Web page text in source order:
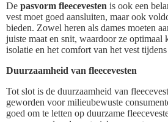
De pasvorm fleecevesten is ook een
vest moet goed aansluiten, maar ook
bieden. Zowel heren als dames moeten
juiste maat en snit, waardoor ze optimaal
isolatie en het comfort van het vest
Duurzaamheid van fleecevesten
Tot slot is de duurzaamheid van
geworden voor milieubewuste
goed om te letten op duurzame